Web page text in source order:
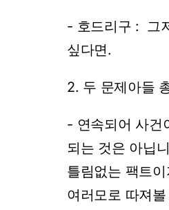
- 호드리구 : 그
싶다면.
2. 두 문제아들
- 연속되어 사건
되는 것은 아닙
틀림없는 팩트
여러모로 따져볼